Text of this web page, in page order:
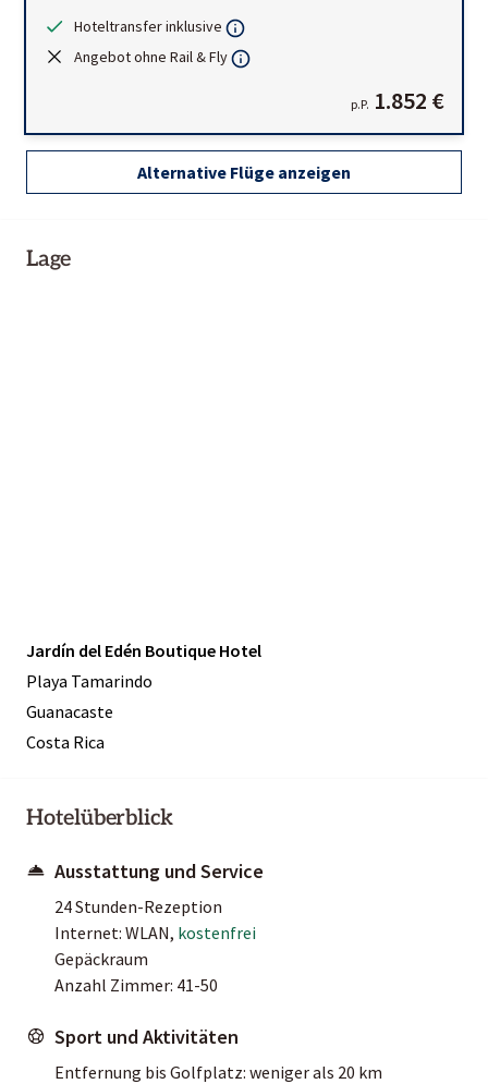
Hoteltransfer inklusive
Angebot ohne Rail & Fly
p.P. 1.852 €
Alternative Flüge anzeigen
Lage
Jardín del Edén Boutique Hotel
Playa Tamarindo
Guanacaste
Costa Rica
Hotelüberblick
Ausstattung und Service
24 Stunden-Rezeption
Internet: WLAN, kostenfrei
Gepäckraum
Anzahl Zimmer: 41-50
Sport und Aktivitäten
Entfernung bis Golfplatz: weniger als 20 km